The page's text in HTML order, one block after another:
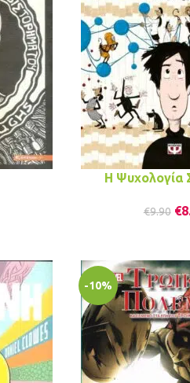
Η Ψυχολογία
€9.90 €
-10%